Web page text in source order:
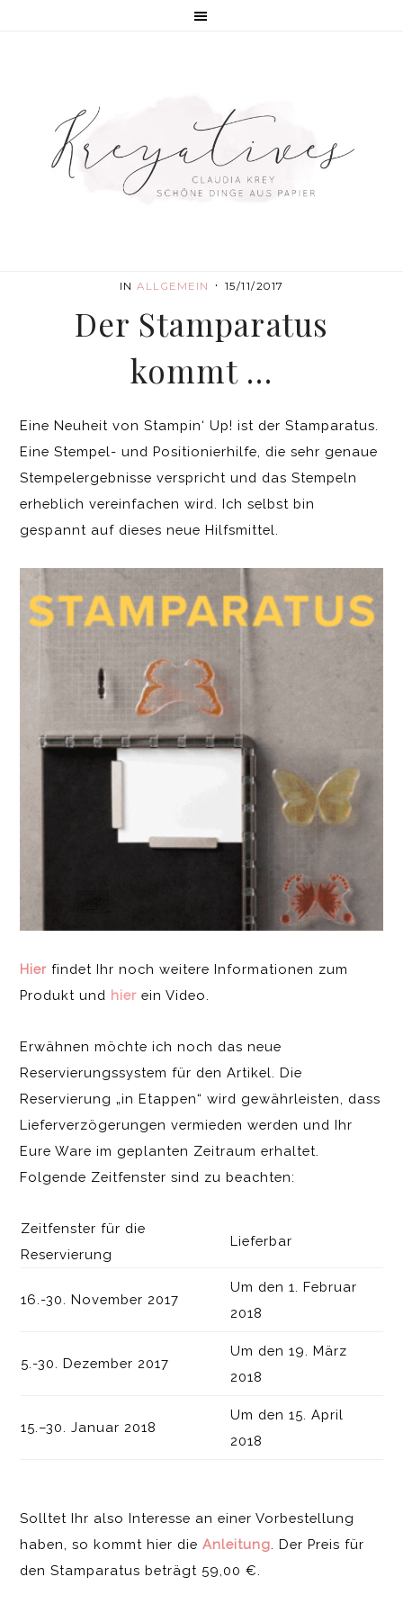
IN ALLGEMEIN · 15/11/2017
Der Stamparatus
kommt …
Eine Neuheit von Stampin‘ Up! ist der Stamparatus.
Eine Stempel- und Positionierhilfe, die sehr genaue
Stempelergebnisse verspricht und das Stempeln
erheblich vereinfachen wird. Ich selbst bin
gespannt auf dieses neue Hilfsmittel.
Hier findet Ihr noch weitere Informationen zum
Produkt und hier ein Video.
Erwähnen möchte ich noch das neue
Reservierungssystem für den Artikel. Die
Reservierung „in Etappen“ wird gewährleisten, dass
Lieferverzögerungen vermieden werden und Ihr
Eure Ware im geplanten Zeitraum erhaltet.
Folgende Zeitfenster sind zu beachten:
Zeitfenster für die
Reservierung
Lieferbar
16.-30. November 2017
Um den 1. Februar
2018
5.-30. Dezember 2017
Um den 19. März
2018
15.–30. Januar 2018
Um den 15. April
2018
Solltet Ihr also Interesse an einer Vorbestellung
haben, so kommt hier dieAnleitung . Der Preis für
den Stamparatus beträgt 59,00 €.